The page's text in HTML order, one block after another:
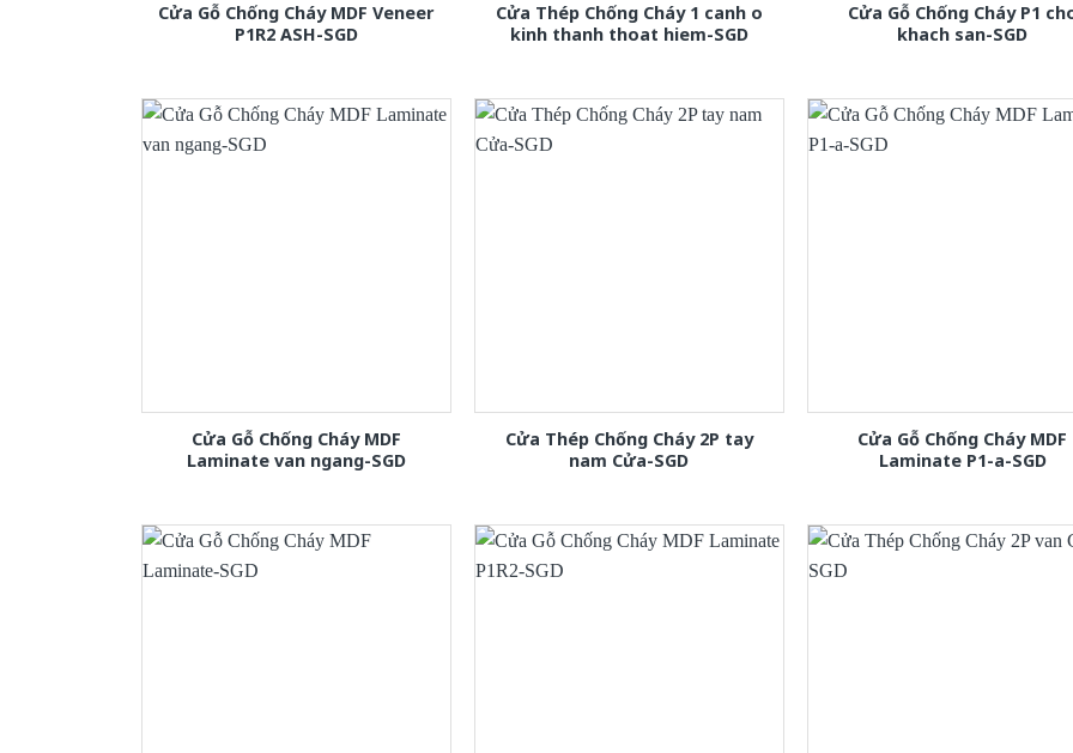
Cửa Gỗ Chống Cháy MDF Veneer
P1R2 ASH-SGD
Cửa Thép Chống Cháy 1 canh o
kinh thanh thoat hiem-SGD
Cửa Gỗ Chống Cháy P1
khach san-SGD
Cửa Gỗ Chống Cháy MDF
Laminate van ngang-SGD
Cửa Thép Chống Cháy 2P tay
nam Cửa-SGD
Cửa Gỗ Chống Cháy MDF
Laminate P1-a-SGD